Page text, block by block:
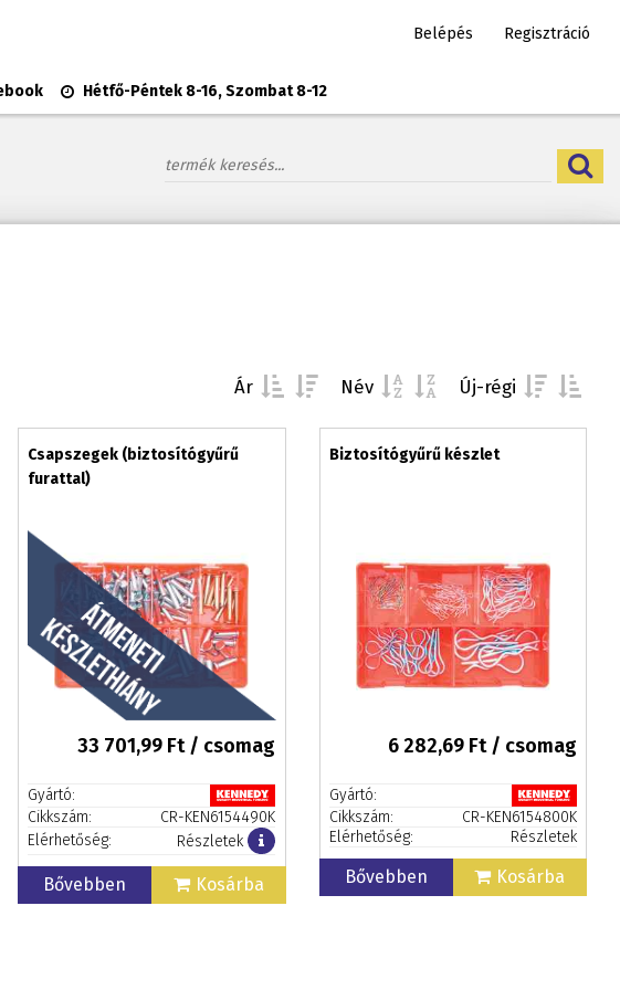
Belépés Regisztráció
Hétfő-Péntek 8-16, Szombat 8-12
Ár Név Új-régi
Csapszegek (biztosítógyűrű
furattal)
33 701,99 Ft / csomag
Gyártó:
Cikkszám:
CR-KEN6154490K
Elérhetőség:
Részletek
Bővebben Kosárba
Biztosítógyűrű készlet
6 282,69Ft / csomag
Gyártó:
Cikkszám:
CR-KEN6154800K
Elérhetőség:
Részletek
Bővebben Kosárba